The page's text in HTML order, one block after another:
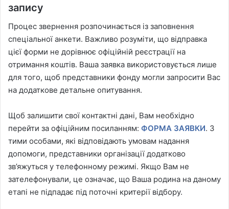
запису
Процес звернення розпочинається із заповнення
спеціальної анкети. Важливо розуміти, що відправка
цієї форми не дорівнює офіційній реєстрації на
отримання коштів. Ваша заявка використовується лише
для того, щоб представники фонду могли запросити Вас
на додаткове детальне опитування.
Щоб залишити свої контактні дані, Вам необхідно
перейти за офіційним посиланням: ФОРМА ЗАЯВКИ. З
тими особами, які відповідають умовам надання
допомоги, представники організації додатково
зв’яжуться у телефонному режимі. Якщо Вам не
зателефонували, це означає, що Ваша родина на даному
етапі не підпадає під поточні критерії відбору.